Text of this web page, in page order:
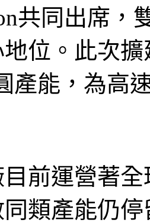
共同出席
位。此次
產能，為高
前運營著
類產能仍